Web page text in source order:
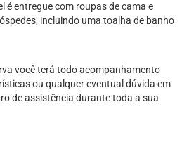
é entregue com roupas de cama e
incluindo uma toalha de banho
você terá todo acompanhamento
ou qualquer eventual dúvida em
de assistência durante toda a sua